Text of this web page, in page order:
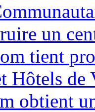
un
tient
Hôtels
obtient